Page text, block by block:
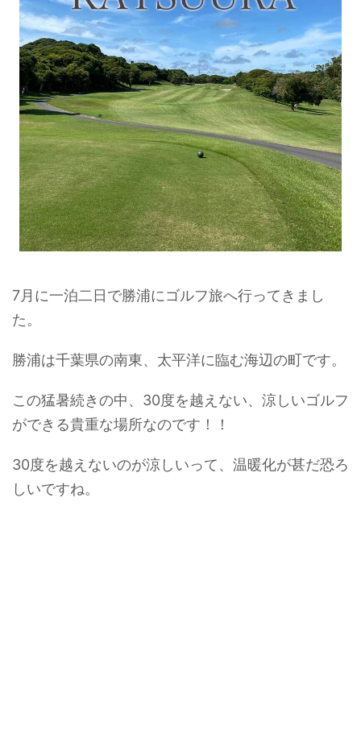
7月に一泊二日で勝浦にゴルフ旅へ行ってきまし
た。
勝浦は千葉県の南東、太平洋に臨む海辺の町です。
この猛暑続きの中、30度を越えない、涼しいゴルフ
ができる貴重な場所なのです！！
30度を越えないのが涼しいって、温暖化が甚だ恐ろ
しいですね。